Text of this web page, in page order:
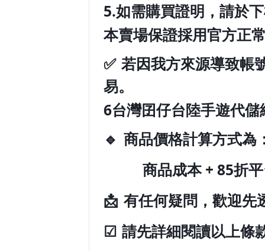
5️.如需購買證明，請於
本賣場保證採用官方正
✅ 若因我方來源導致帳
易。
6️台灣囝仔台陸手遊代
🔹 商品價格計算方式為
商品成本+ 85折
📩 有任何疑問，歡迎先
☑ 請先詳細閱讀以上條